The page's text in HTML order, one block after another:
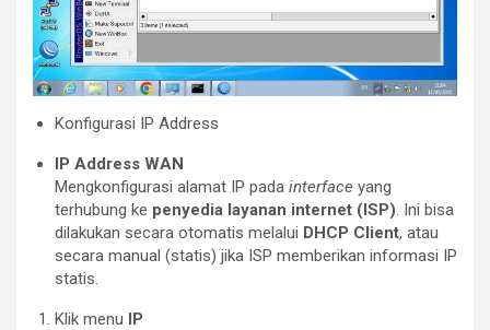
Konfigurasi IP Address
IP Address WAN
Mengkonfigurasi alamat IP pada interface yang
terhubung ke penyedia layanan internet (ISP). Ini bisa
dilakukan secara otomatis melalui DHCP Client, atau
secara manual (statis) jika ISP memberikan informasi IP
statis.
Klik menu IP